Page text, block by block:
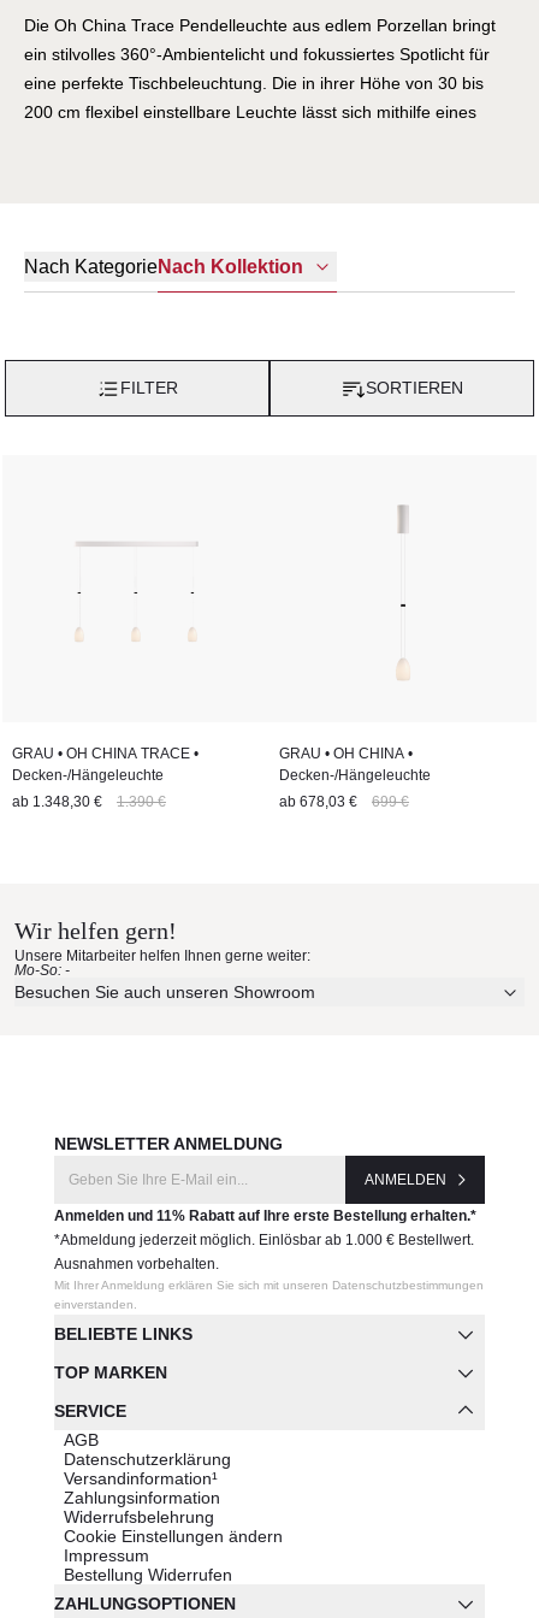
Die Oh China Trace Pendelleuchte aus edlem Porzellan bringt
ein stilvolles 360°-Ambientelicht und fokussiertes Spotlicht für
eine perfekte Tischbeleuchtung. Die in ihrer Höhe von 30 bis
200 cm flexibel einstellbare Leuchte lässt sich mithilfe eines
überall eine einladende Atmosphäre.
Nach KategorieNach Kollektion
FILTER SORTIEREN
GRAU • OH CHINA TRACE •
Decken-/Hängeleuchte
ab 1.348,30 € 1.390 €
GRAU • OH CHINA •
Decken-/Hängeleuchte
ab 678,03 € 699 €
Wir helfen gern!
Unsere Mitarbeiter helfen Ihnen gerne weiter:
Mo-So: -
Besuchen Sie auch unseren Showroom
BELIEBTE LINKS
TOP MARKEN
SERVICE
AGB
Datenschutzerklärung
Versandinformation¹
Zahlungsinformation
Widerrufsbelehrung
Cookie Einstellungen ändern
Impressum
Bestellung Widerrufen
NEWSLETTER ANMELDUNG
ANMELDEN
Anmelden und 11% Rabatt auf Ihre erste Bestellung erhalten.*
*Abmeldung jederzeit möglich. Einlösbar ab 1.000 € Bestellwert.
Ausnahmen vorbehalten.
Mit Ihrer Anmeldung erklären Sie sich mit unseren Datenschutzbestimmungen
einverstanden.
ZAHLUNGSOPTIONEN